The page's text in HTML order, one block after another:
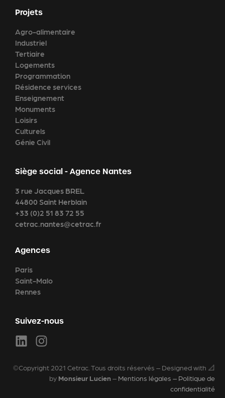
Projets
Agro-alimentaire
Industriel
Tertiaire
Logements
Programmation
Résidence services
Enseignement
Monuments
Loisirs
Culturels
Génie Civil
Siège social - Agence Nantes
3 rue Jacques BREL
44800 Saint Herblain
+33 (0)2 51 83 72 55
cetrac.nantes@cetrac.fr
Agences
Paris
Saint-Malo
Rennes
Suivez-nous
©Copyright 2021 Cetrac. Tous droits réservés – Designed with 📐
by Monsieur Lucien– Mentions légales – Politique de
confidentialité